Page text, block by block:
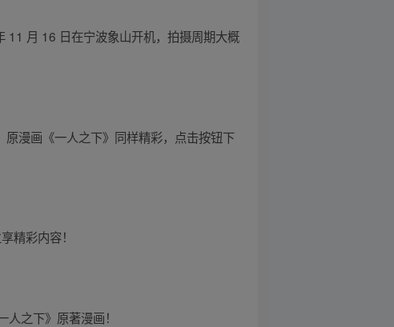
月 16 日在宁波象山开机，拍摄周期大概
漫画《一人之下》同样精彩，点击按钮下
精彩内容！
之下》原著漫画！